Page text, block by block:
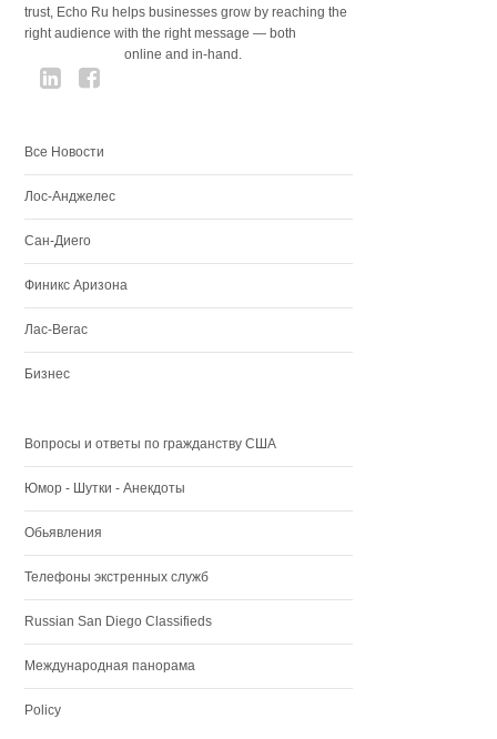
trust, Echo Ru helps businesses grow by reaching the
right audience with the right message — both
online and in-hand.
Все Новости
Лос-Анджелес
Сан-Диего
Финикс Аризона
Лас-Вегас
Бизнес
Вопросы и ответы по гражданству США
Юмор - Шутки - Анекдоты
Обьявления
Телефоны экстренных служб
Russian San Diego Classifieds
Международная панорама
Policy